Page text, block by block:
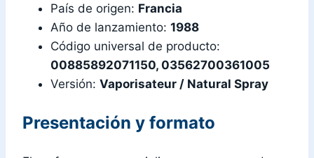
País de origen: Francia
Año de lanzamiento: 1988
Código universal de producto:
00885892071150, 03562700361005
Versión: Vaporisateur / Natural Spray
Presentación y formato